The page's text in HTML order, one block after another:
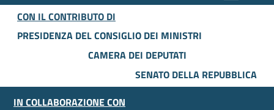
CON IL CONTRIBUTO DI
PRESIDENZA DEL CONSIGLIO DEI MINISTRI
CAMERA DEI DEPUTATI
SENATO DELLA REPUBBLICA
IN COLLABORAZIONE CON